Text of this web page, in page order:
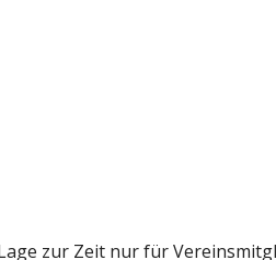
zur Zeit nur für